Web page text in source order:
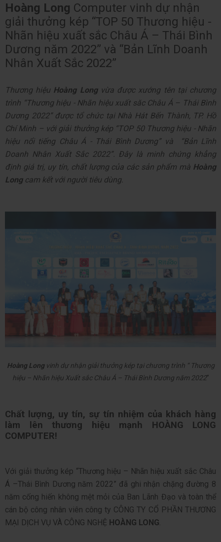
Hoàng Long Computer vinh dự nhận
giải thưởng kép “TOP 50 Thương hiệu -
Nhãn hiệu xuất sắc Châu Á – Thái Bình
Dương năm 2022” và “Bản Lĩnh Doanh
Nhân Xuất Sắc 2022”
Thương hiệu Hoàng Long vừa được xướng tên tại chương
trình “Thương hiệu - Nhãn hiệu xuất săc Châu Á – Thái Bình
Dương 2022” được tổ chức tại Nhà Hát Bến Thành, TP. Hồ
Chí Minh – với giải thưởng kép “TOP 50 Thương hiệu - Nhãn
hiệu nổi tiếng Châu Á - Thái Bình Dương” và “Bản Lĩnh
Doanh Nhân Xuất Sắc 2022”. Đây là minh chứng khẳng
định giá trị, uy tín, chất lượng của các sản phẩm mà Hoàng
Long cam kết với người tiêu dùng.
Hoàng Long vinh dự nhận giải thưởng kép tại chương trình “ Thương
hiệu – Nhãn hiệu Xuất sắc Châu Á – Thái Bình Dương năm 2022”
Chất lượng, uy tín, sự tín nhiệm của khách hàng
làm lên thương hiệu mạnh HOÀNG LONG
COMPUTER!
Với giải thưởng kép “Thương hiệu – Nhãn hiệu xuất sắc Châu
Á –Thái Bình Dương năm 2022” đã ghi nhận chặng đường 8
năm cống hiến không mệt mỏi của Ban Lãnh Đạo và toàn thể
cán bộ công nhân viên công ty CÔNG TY CỔ PHẦN THƯƠNG
MẠI DỊCH VỤ VÀ CÔNG NGHỆ HOÀNG LONG.